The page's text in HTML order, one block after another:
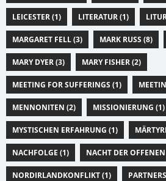
LEICESTER (1) LITERATUR (1)
MARGARET FELL (3) MARK RUSS (8)
MARY DYER (3) MARY FISHER (2)
MEETING FOR SUFFERINGS (1)
MENNONITEN (2) MISSIONIERUNG (1)
MYSTISCHEN ERFAHRUNG (1)
NACHFOLGE (1) NACHT DER
NORDIRLANDKONFLIKT (1)